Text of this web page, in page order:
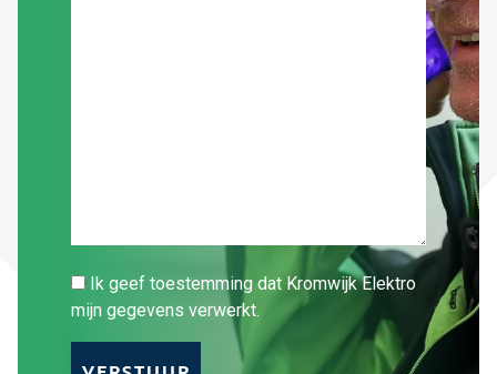
Ik geef toestemming dat Kromwijk Elektro
mijn gegevens verwerkt.